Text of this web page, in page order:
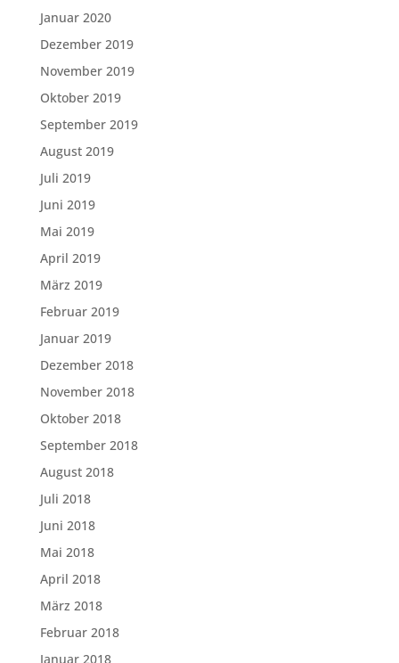
Januar 2020
Dezember 2019
November 2019
Oktober 2019
September 2019
August 2019
Juli 2019
Juni 2019
Mai 2019
April 2019
März 2019
Februar 2019
Januar 2019
Dezember 2018
November 2018
Oktober 2018
September 2018
August 2018
Juli 2018
Juni 2018
Mai 2018
April 2018
März 2018
Februar 2018
Januar 2018